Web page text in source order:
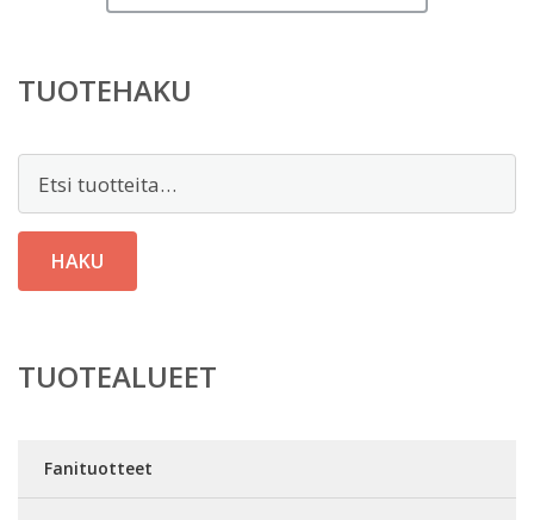
on:
TUOTEHAKU
HAKU
TUOTEALUEET
Fanituotteet